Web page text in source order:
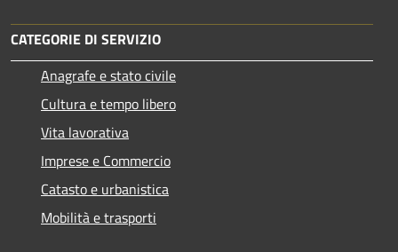
CATEGORIE DI SERVIZIO
Anagrafe e stato civile
Cultura e tempo libero
Vita lavorativa
Imprese e Commercio
Catasto e urbanistica
Mobilità e trasporti